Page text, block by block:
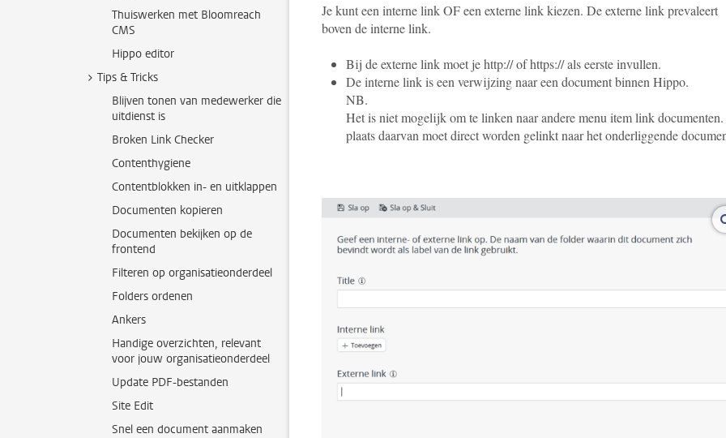
Thuiswerken met Bloomreach
CMS
Hippo editor
Tips & Tricks
Blijven tonen van medewerker die
uitdienst is
Broken Link Checker
Contenthygiene
Contentblokken in- en uitklappen
Documenten kopieren
Documenten bekijken op de
frontend
Filteren op organisatieonderdeel
Folders ordenen
Ankers
Handige overzichten, relevant
voor jouw organisatieonderdeel
Update PDF-bestanden
Site Edit
Snel een document aanmaken
Je kunt een interne link OF een externe link kiezen. De externe link prevaleert
boven de interne link.
Bij de externe link moet je http:// of https:// als eerste invullen.
De interne link is een verwijzing naar een document binnen Hippo.
NB.
Het is niet mogelijk om te linken naar andere menu item link
plaats daarvan moet direct worden gelinkt naar het onderliggende